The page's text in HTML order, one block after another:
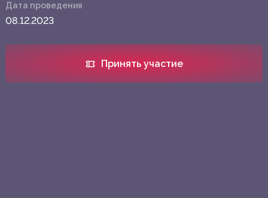
Дата проведения
08.12.2023
Принять участие